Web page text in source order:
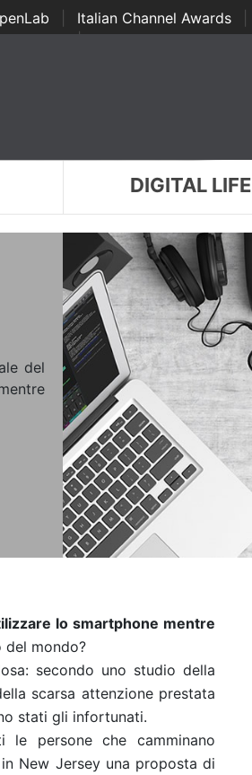
Italian Channel Awards
Awards | ...
DIGITAL LIFE
del
lo smartphone mentre
del mondo?
secondo uno studio della
scarsa attenzione prestata
stati gli infortunati.
persone che camminano
New Jersey una proposta di